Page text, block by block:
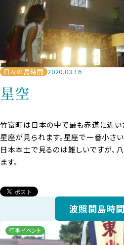
日々の島時間 2020.03.16
星空
竹富町は日本の中で最も赤道に近い
星座が見られます。星座で一番小さ
日本本土で見るのは難しいですが、
ます。
波照間島時
行事イベント